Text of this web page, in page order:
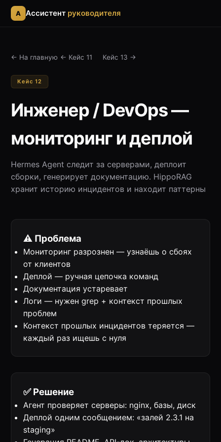
A Ассистент руководителя
← На главную ← Кейс 11 Кейс 13 →
Кейс 12
Инженер / DevOps —
мониторинг и деплой
Hermes Agent следит за серверами, деплоит
сборки, генерирует документацию. HippoRAG
хранит историю инцидентов и находит паттерны
⚠️ Проблема
Мониторинг разрознен — узнаёшь о сбоях
от клиентов
Деплой — ручная цепочка команд
Документация устаревает
Логи — нужен grep + контекст прошлых
проблем
Контекст прошлых инцидентов теряется —
каждый раз ищешь с нуля
✅ Решение
Агент проверяет серверы: nginx, базы, диск
Деплой одним сообщением: «залей 2.3.1 на
staging»